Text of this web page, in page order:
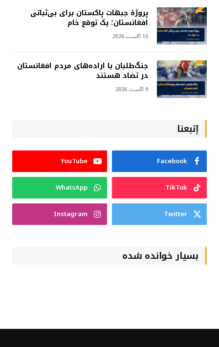
پروژهٔ جبهات پاکستان برای بی‌ثباتی
افغانستان؛ یک توقع خام
10 آگست 2026
جنگ‌طلبان با اراده‌های مردم افغانستان
در تضاد هستند
9 آگست 2026
إتبعنا
Facebook
YouTube
TikTok
WhatsApp
Twitter
Instagram
بسیار خوانده شده